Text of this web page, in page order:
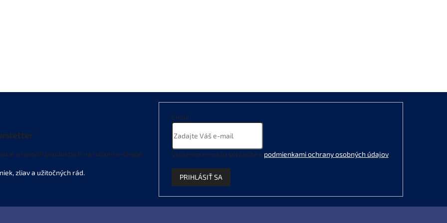
o nových produktoch na našom e-shope.
Email
Vložením e-mailu súhlasíte s podmienkami ochrany osobných údajov.
PRIHLÁSIŤ SA